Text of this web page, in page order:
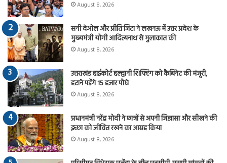
August 8, 2026
सनी देओल और प्रीति जिंटा ने लखनऊ में उत्तर प्रदेश के
मुख्यमंत्री योगी आदित्यनाथ से मुलाकात की
August 8, 2026
उत्तराखंड हाईकोर्ट हल्द्वानी शिफ्टिंग को कैबिनेट की मंजूरी,
हटाने पड़ेंगे 15 हजार पौधे
August 8, 2026
प्रधानमंत्री नरेंद्र मोदी ने छात्रों से अपनी जिज्ञासा और सीखने की
इच्छा को जीवित रखने का आग्रह किया
August 8, 2026